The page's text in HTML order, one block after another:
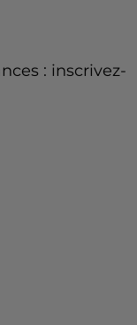
: inscrivez-